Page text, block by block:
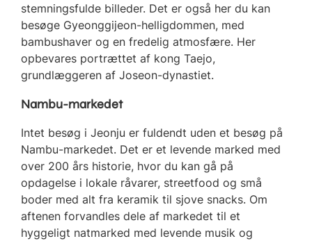
stemningsfulde billeder. Det er også her du kan
besøge Gyeonggijeon-helligdommen, med
bambushaver og en fredelig atmosfære. Her
opbevares portrættet af kong Taejo,
grundlæggeren af Joseon-dynastiet.
Nambu-markedet
Intet besøg i Jeonju er fuldendt uden et besøg på
Nambu-markedet. Det er et levende marked med
over 200 års historie, hvor du kan gå på
opdagelse i lokale råvarer, streetfood og små
boder med alt fra keramik til sjove snacks. Om
aftenen forvandles dele af markedet til et
hyggeligt natmarked med levende musik og